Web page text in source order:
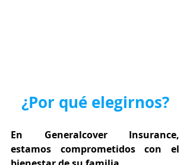
¿Por qué elegirnos?
En Generalcover Insurance,
estamos comprometidos con el